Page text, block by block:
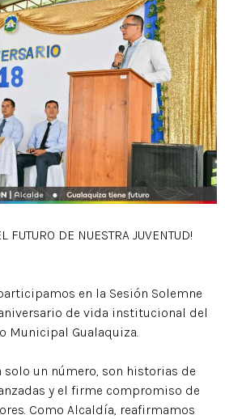
FUTURO DE NUESTRA JUVENTUD!
en la Sesión Solemne
de vida institucional del
Municipal Gualaquiza.
solo un número, son historias de
y el firme compromiso de
Como Alcaldía, reafirmamos